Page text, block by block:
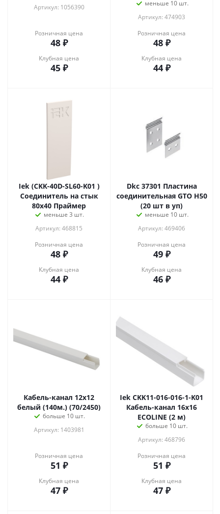
Артикул: 1056390
Розничная цена
48₽
Клубная цена
45₽
меньше 10 шт.
Артикул: 474903
Розничная цена
48₽
Клубная цена
44₽
Iek (CKK-40D-SL60-K01 )
Соединитель на стык
80х40 Праймер
меньше 3 шт.
Артикул: 468815
Розничная цена
48₽
Клубная цена
44₽
Dkc 37301 Пластина
соединительная GTO H50
(20 шт в уп)
меньше 10 шт.
Артикул: 469406
Розничная цена
49₽
Клубная цена
46₽
Кабель-канал 12x12
белый (140м.) (70/2450)
больше 10 шт.
Артикул: 1403981
Розничная цена
51 ₽
Клубная цена
47₽
Iek CKK11-016-016-1-K01
Кабель-канал 16х16
ECOLINE (2 м)
больше 10 шт.
Артикул: 468796
Розничная цена
51 ₽
Клубная цена
47₽